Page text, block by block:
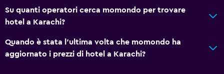
Vista sulla città
Piscina e spa
Spa
Su quanti operatori cerca momondo per trovare
hotel a Karachi?
Quando è stata l'ultima volta che momondo ha
aggiornato i prezzi di hotel a Karachi?